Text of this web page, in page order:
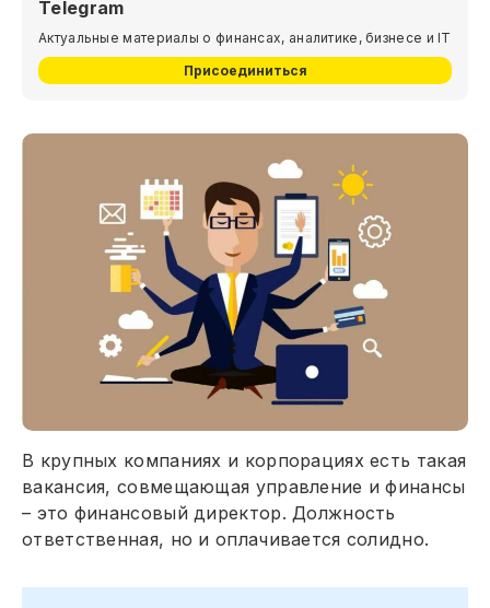
Telegram
Актуальные материалы о финансах, аналитике, бизнесе и IT
Присоединиться
В крупных компаниях и корпорациях есть такая
вакансия, совмещающая управление и финансы
– это финансовый директор. Должность
ответственная, но и оплачивается солидно.